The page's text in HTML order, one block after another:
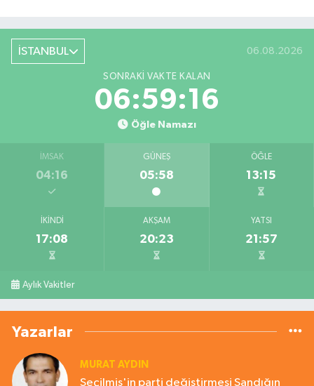
İSTANBUL 06.08.2026
SONRAKI VAKTE KALAN
06:59:16
Öğle Namazı
İMSAK
04:16
GÜNEŞ
05:58
ÖĞLE
13:15
İKINDI
17:08
AKŞAM
20:23
YATSI
21:57
Aylık Vakitler
Yazarlar
MURAT AYDIN
Seçilmiş'in parti değiştirmesi Sandığın